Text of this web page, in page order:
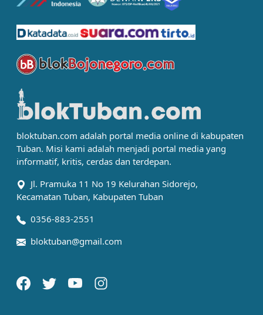
bloktuban.com adalah portal media online di kabupaten
Tuban. Misi kami adalah menjadi portal media yang
informatif, kritis, cerdas dan terdepan.
Jl. Pramuka 11 No 19 Kelurahan Sidorejo,
Kecamatan Tuban, Kabupaten Tuban
0356-883-2551
bloktuban@gmail.com